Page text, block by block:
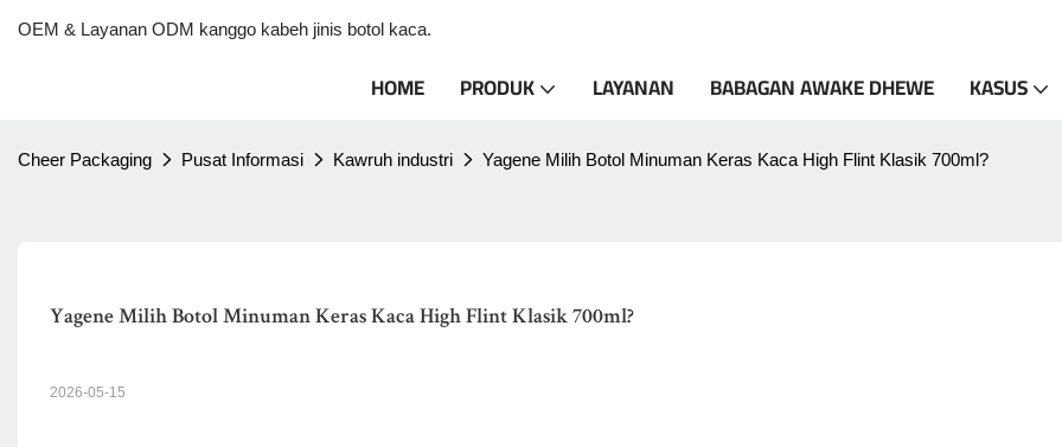
OEM & Layanan ODM kanggo kabeh jinis botol kaca.
HOME PRODUK LAYANAN BABAGAN AWAKE DHEWE KASUS
Cheer Packaging Pusat Informasi Kawruh industri Yagene Milih Botol Minuman Keras Kaca High Flint Klasik 700ml?
Yagene Milih Botol Minuman Keras Kaca High Flint Klasik 700ml?
2026-05-15